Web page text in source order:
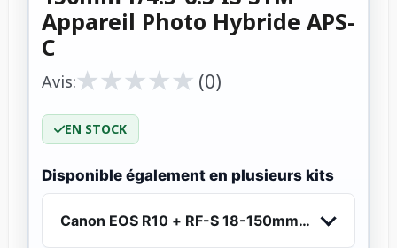
Appareil Photo Hybride APS-
C
Avis:★
★★
★★
★★
★★
★ (0)
EN STOCK
Disponible également en plusieurs kits
Canon EOS R10 + RF-S 18-150mm f/4.5-6.3 IS